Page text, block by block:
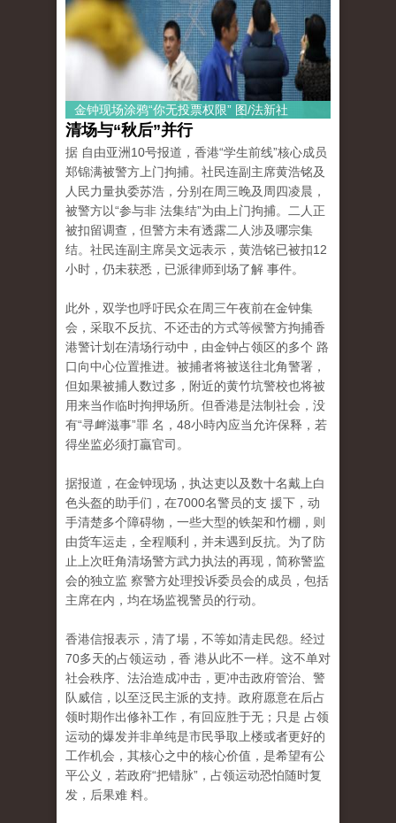
金钟现场涂鸦“你无投票权限” 图/法新社
清场与“秋后”并行
据 自由亚洲10号报道，香港“学生前线”核心成员
郑锦满被警方上门拘捕。社民连副主席黄浩铭及
人民力量执委苏浩，分别在周三晚及周四凌晨，
被警方以“参与非 法集结”为由上门拘捕。二人正
被扣留调查，但警方未有透露二人涉及哪宗集
结。社民连副主席吴文远表示，黄浩铭已被扣12
小时，仍未获悉，已派律师到场了解 事件。
此外，双学也呼吁民众在周三午夜前在金钟集
会，采取不反抗、不还击的方式等候警方拘捕香
港警计划在清场行动中，由金钟占领区的多个 路
口向中心位置推进。被捕者将被送往北角警署，
但如果被捕人数过多，附近的黄竹坑警校也将被
用来当作临时拘押场所。但香港是法制社会，没
有“寻衅滋事”罪 名，48小時內应当允许保释，若
得坐监必须打贏官司。
据报道，在金钟现场，执达吏以及数十名戴上白
色头盔的助手们，在7000名警员的支 援下，动
手清楚多个障碍物，一些大型的铁架和竹棚，则
由货车运走，全程顺利，并未遇到反抗。为了防
止上次旺角清场警方武力执法的再现，简称警监
会的独立监 察警方处理投诉委员会的成员，包括
主席在内，均在场监视警员的行动。
香港信报表示，清了場，不等如清走民怨。经过
70多天的占领运动，香 港从此不一样。这不单对
社会秩序、法治造成冲击，更冲击政府管治、警
队威信，以至泛民主派的支持。政府愿意在后占
领时期作出修补工作，有回应胜于无；只是 占领
运动的爆发并非单纯是市民爭取上楼或者更好的
工作机会，其核心之中的核心价值，是希望有公
平公义，若政府“把错脉”，占领运动恐怕随时复
发，后果难 料。